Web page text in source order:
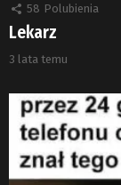
58 Polubienia
Lekarz
3 lata temu